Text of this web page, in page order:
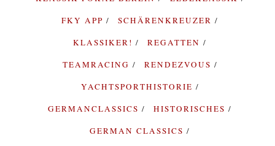
FKY APP
SCHÄRENKREUZER
KLASSIKER!
REGATTEN
TEAMRACING
RENDEZVOUS
YACHTSPORTHISTORIE
GERMANCLASSICS
HISTORISCHES
GERMAN CLASSICS